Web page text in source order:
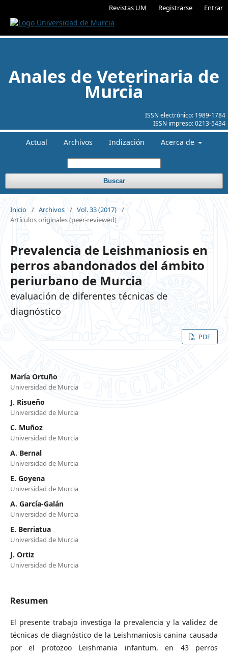
Revistas UM Registrarse Entrar
ISSN electrónico: 1989-1784
ISSN impreso:0213-5434
Anales de Veterinaria de
Murcia
Actual Archivos Indización Acerca de
Buscar
Inicio / Archivos / Vol. 33 (2017) /
Artículos originales (peer-reviewed)
Prevalencia de Leishmaniosis en
perros abandonados del ámbito
periurbano de Murcia
evaluación de diferentes técnicas de
diagnóstico
PDF
María Ortuño
Universidad de Murcia
J. Risueño
Universidad de Murcia
C. Muñoz
Universidad de Murcia
A. Bernal
Universidad de Murcia
E. Goyena
Universidad de Murcia
A. García-Galán
Universidad de Murcia
E. Berriatua
Universidad de Murcia
J. Ortiz
Universidad de Murcia
Resumen
El presente trabajo investiga la prevalencia y la validez de
técnicas de diagnóstico de la Leishmaniosis canina causada
por el protozoo Leishmania infantum, en 43 perros